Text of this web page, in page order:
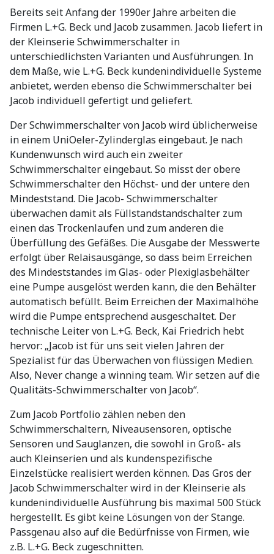
Bereits seit Anfang der 1990er Jahre arbeiten die
Firmen L.+G. Beck und Jacob zusammen. Jacob liefert in
der Kleinserie Schwimmerschalter in
unterschiedlichsten Varianten und Ausführungen. In
dem Maße, wie L.+G. Beck kundenindividuelle Systeme
anbietet, werden ebenso die Schwimmerschalter bei
Jacob individuell gefertigt und geliefert.
Der Schwimmerschalter von Jacob wird üblicherweise
in einem UniOeler-Zylinderglas eingebaut. Je nach
Kundenwunsch wird auch ein zweiter
Schwimmerschalter eingebaut. So misst der obere
Schwimmerschalter den Höchst- und der untere den
Mindeststand. Die Jacob- Schwimmerschalter
überwachen damit als Füllstandstandschalter zum
einen das Trockenlaufen und zum anderen die
Überfüllung des Gefäßes. Die Ausgabe der Messwerte
erfolgt über Relaisausgänge, so dass beim Erreichen
des Mindeststandes im Glas- oder Plexiglasbehälter
eine Pumpe ausgelöst werden kann, die den Behälter
automatisch befüllt. Beim Erreichen der Maximalhöhe
wird die Pumpe entsprechend ausgeschaltet. Der
technische Leiter von L.+G. Beck, Kai Friedrich hebt
hervor: „Jacob ist für uns seit vielen Jahren der
Spezialist für das Überwachen von flüssigen Medien.
Also, Never change a winning team. Wir setzen auf die
Qualitäts-Schwimmerschalter von Jacob“.
Zum Jacob Portfolio zählen neben den
Schwimmerschaltern, Niveausensoren, optische
Sensoren und Sauglanzen, die sowohl in Groß- als
auch Kleinserien und als kundenspezifische
Einzelstücke realisiert werden können. Das Gros der
Jacob Schwimmerschalter wird in der Kleinserie als
kundenindividuelle Ausführung bis maximal 500 Stück
hergestellt. Es gibt keine Lösungen von der Stange.
Passgenau also auf die Bedürfnisse von Firmen, wie
z.B. L.+G. Beck zugeschnitten.